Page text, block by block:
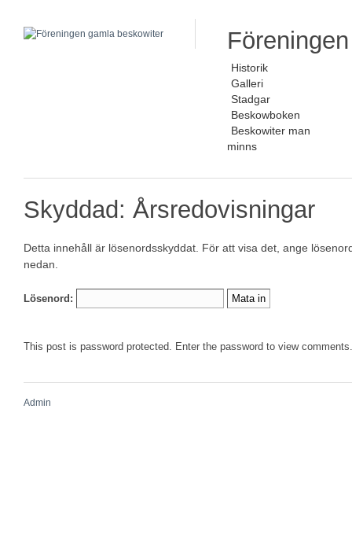
Historik
Galleri
Stadgar
Beskowboken
Beskowiter man
minns
Skyddad: Årsredovisningar
Detta innehåll är lösenordsskyddat. För att visa det, ange
nedan.
Lösenord:
This post is password protected. Enter the password to view comments.
Admin